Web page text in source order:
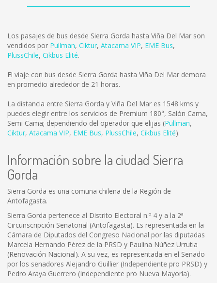
Los pasajes de bus desde Sierra Gorda hasta Viña Del Mar son
vendidos por Pullman, Ciktur, Atacama VIP, EME Bus,
PlussChile, Cikbus Elité.
El viaje con bus desde Sierra Gorda hasta Viña Del Mar demora
en promedio alrededor de 21 horas.
La distancia entre Sierra Gorda y Viña Del Mar es 1548 kms y
puedes elegir entre los servicios de Premium 180°, Salón Cama,
Semi Cama; dependiendo del operador que elijas (Pullman,
Ciktur, Atacama VIP, EME Bus, PlussChile, Cikbus Elité).
Información sobre la ciudad Sierra
Gorda
Sierra Gorda es una comuna chilena de la Región de
Antofagasta.
Sierra Gorda pertenece al Distrito Electoral n.º 4 y a la 2ª
Circunscripción Senatorial (Antofagasta). Es representada en la
Cámara de Diputados del Congreso Nacional por las diputadas
Marcela Hernando Pérez de la PRSD y Paulina Núñez Urrutia
(Renovación Nacional). A su vez, es representada en el Senado
por los senadores Alejandro Guillier (Independiente pro PRSD) y
Pedro Araya Guerrero (Independiente pro Nueva Mayoría).